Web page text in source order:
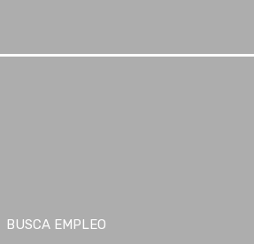
BUSCA EMPLEO